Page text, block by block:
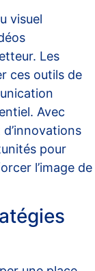
visuel
Les
ces outils de
Avec
pour
l’image de